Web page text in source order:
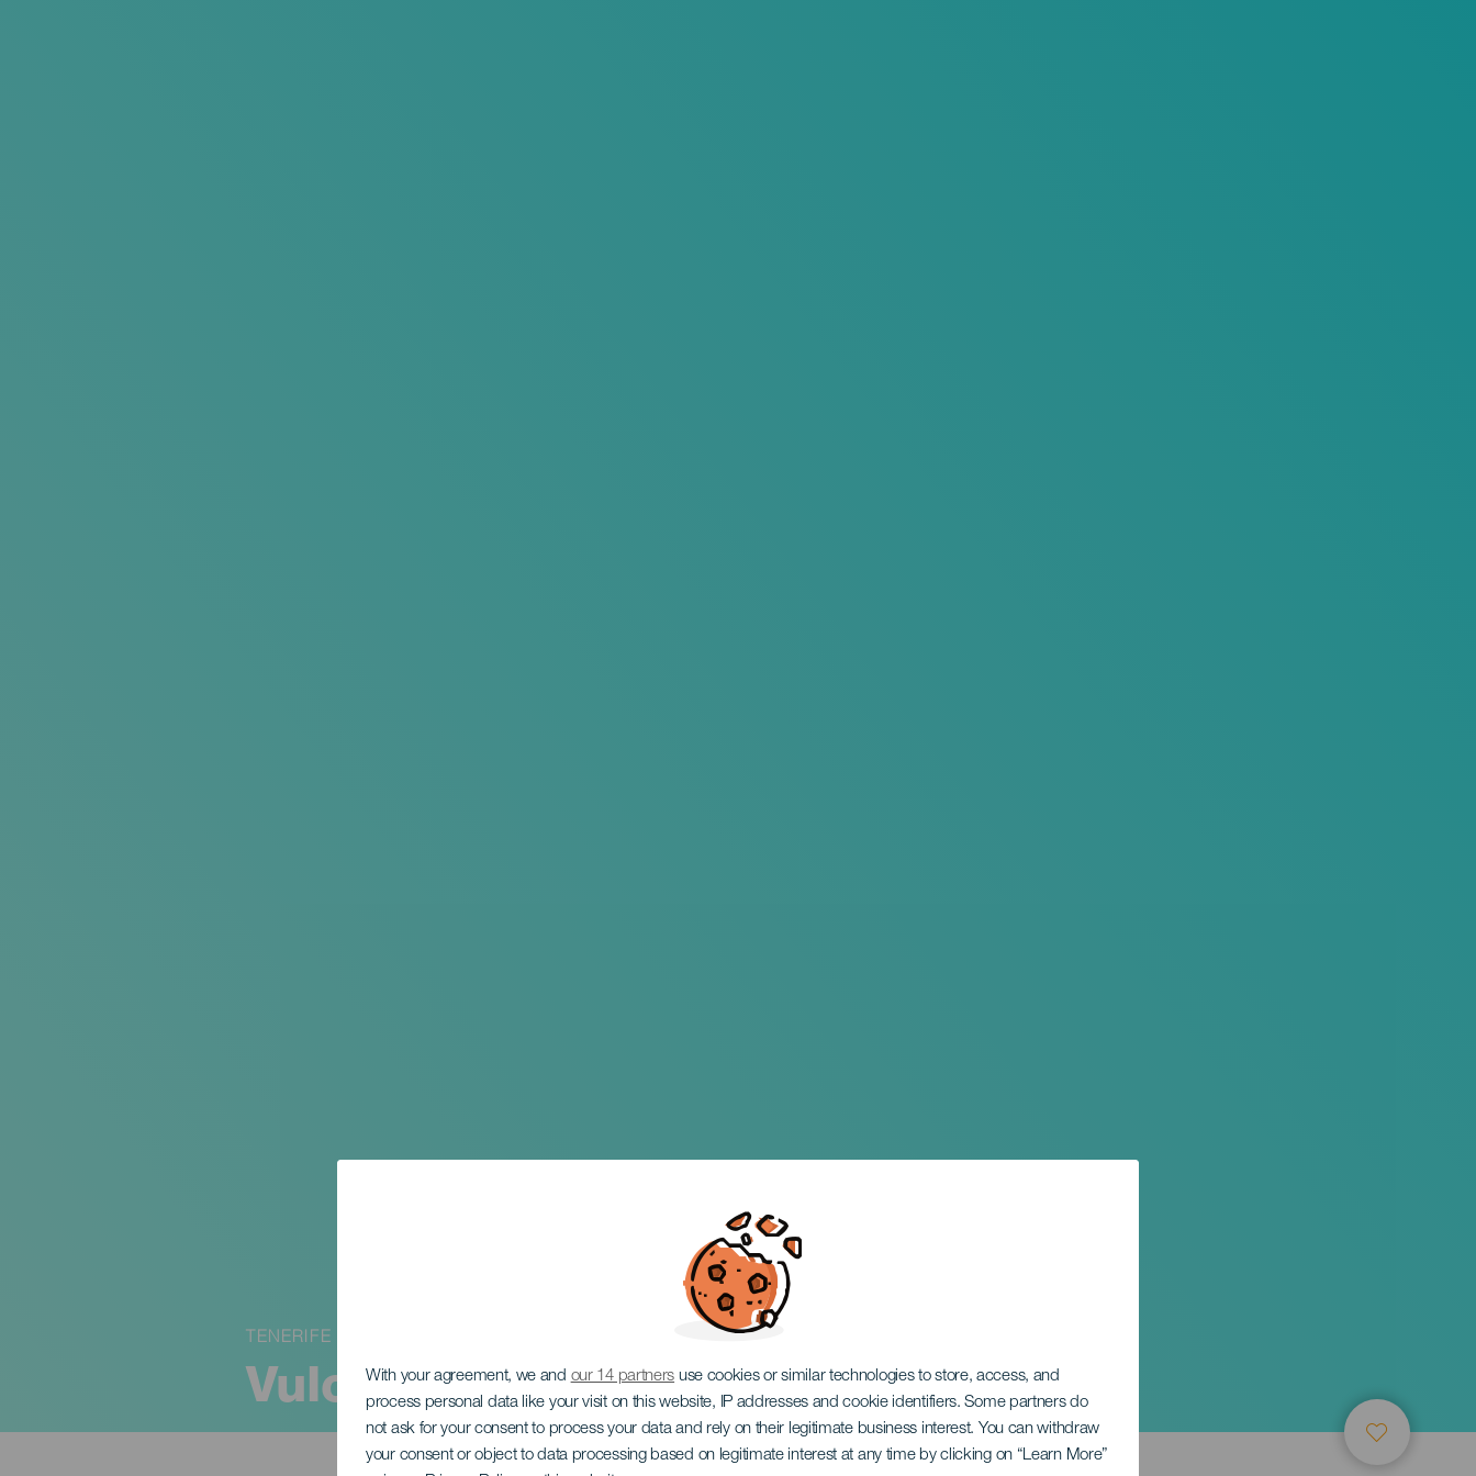
With your agreement, we and our 14 partners use cookies or similar technologies to store, access, and
process personal data like your visit on this website, IP addresses and cookie identifiers. Some partners do
not ask for your consent to process your data and rely on their legitimate business interest. You can withdraw
your consent or object to data processing based on legitimate interest at any time by clicking on “Learn More”
Vulcan Race
TENERIFE